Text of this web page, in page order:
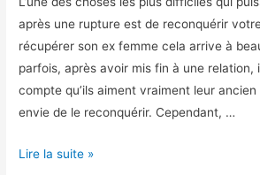
après une rupture est de reconquérir
récupérer son ex femme cela arrive à
parfois, après avoir mis fin à une relation,
compte qu’ils aiment vraiment leur
envie de le reconquérir. Cependant, …
Conseils
Lire la suite »